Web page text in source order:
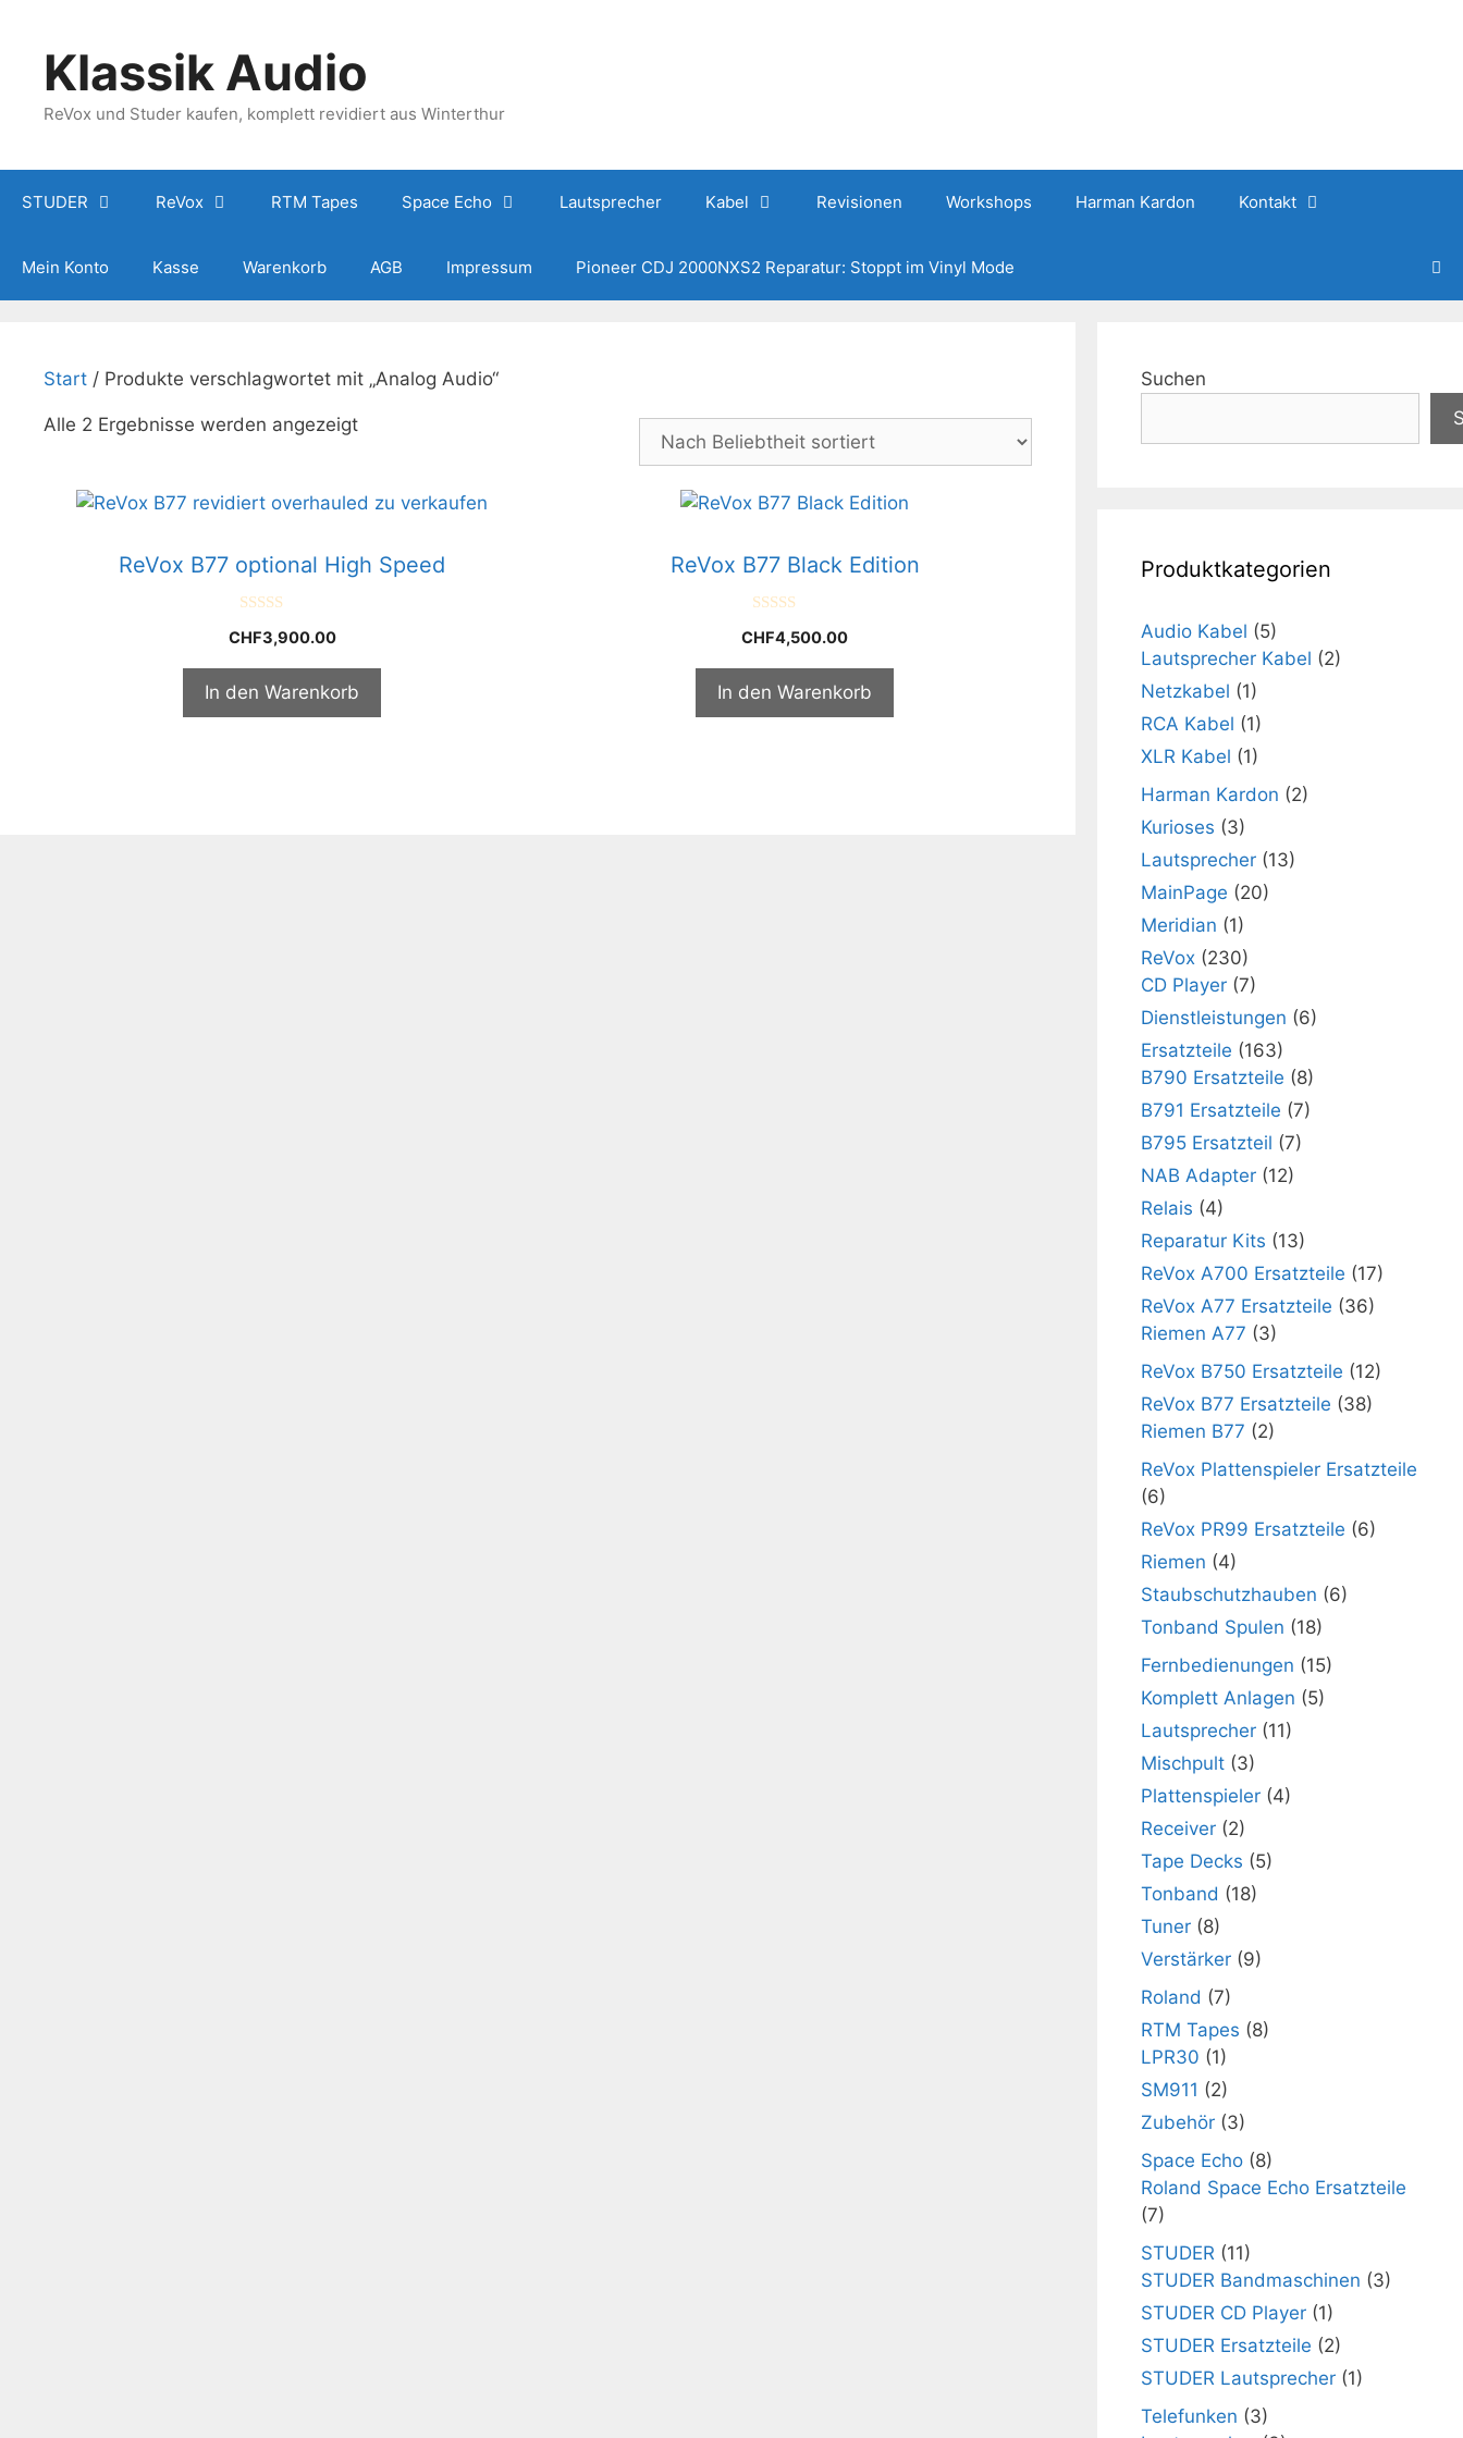
springenKlassik Audio
ReVox und Studer kaufen, komplett revidiert aus Winterthur
STUDER ReVox RTM Tapes Space Echo Lautsprecher Kabel Revisionen Workshops Harman Kardon Kontakt
Mein Konto Kasse Warenkorb AGB Impressum Pioneer CDJ 2000NXS2 Reparatur: Stoppt im Vinyl Mode
Start / Produkte verschlagwortet mit „Analog Audio“
Alle 2 Ergebnisse werden angezeigtNach
ReVox B77 optional High Speed
v
n
5
CHF3,900.00
In den Warenkorb
ReVox B77 Black Edition
v
n
5
CHF4,500.00
In den Warenkorb
Suchen
Produktkategorien
Audio Kabel (5)
Lautsprecher Kabel (2)
Netzkabel (1)
RCA Kabel (1)
XLR Kabel (1)
Harman Kardon (2)
Kurioses (3)
Lautsprecher (13)
MainPage (20)
Meridian (1)
ReVox (230)
CD Player (7)
Dienstleistungen (6)
Ersatzteile (163)
B790 Ersatzteile (8)
B791 Ersatzteile (7)
B795 Ersatzteil (7)
NAB Adapter (12)
Relais (4)
Reparatur Kits (13)
ReVox A700 Ersatzteile (17)
ReVox A77 Ersatzteile (36)
Riemen A77 (3)
ReVox B750 Ersatzteile (12)
ReVox B77 Ersatzteile (38)
Riemen B77 (2)
ReVox Plattenspieler Ersatzteile
(6)
ReVox PR99 Ersatzteile (6)
Riemen (4)
Staubschutzhauben (6)
Tonband Spulen (18)
Fernbedienungen (15)
Komplett Anlagen (5)
Lautsprecher (11)
Mischpult (3)
Plattenspieler (4)
Receiver (2)
Tape Decks (5)
Tonband (18)
Tuner (8)
Verstärker (9)
Roland (7)
RTM Tapes (8)
LPR30 (1)
SM911 (2)
Zubehör (3)
Space Echo (8)
Roland Space Echo Ersatzteile
(7)
STUDER (11)
STUDER Bandmaschinen (3)
STUDER CD Player (1)
STUDER Ersatzteile (2)
STUDER Lautsprecher (1)
Telefunken (3)